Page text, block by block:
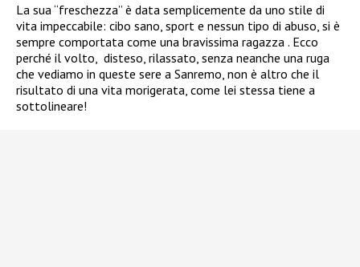
La sua “freschezza” è data semplicemente da uno stile di
vita impeccabile: cibo sano, sport e nessun tipo di abuso, si è
sempre comportata come una bravissima ragazza . Ecco
perché il volto, disteso, rilassato, senza neanche una ruga
che vediamo in queste sere a Sanremo, non è altro che il
risultato di una vita morigerata, come lei stessa tiene a
sottolineare!